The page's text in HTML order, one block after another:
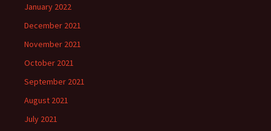
January 2022
December 2021
November 2021
October 2021
September 2021
August 2021
July 2021